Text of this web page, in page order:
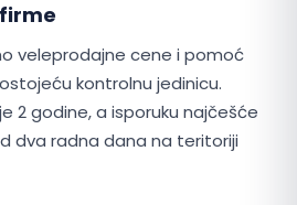
veleprodajne cene i pomoć
kontrolnu jedinicu.
2 godine, a isporuku najčešće
dva radna dana na teritoriji